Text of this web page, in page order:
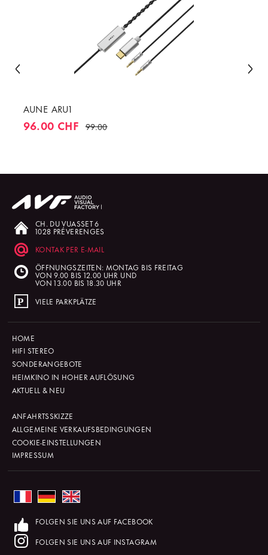
AUNE ARU1
96.00 CHF 99.00
CH. DU VUASSET 6
1028 PRÉVERENGES
KONTAK PER E-MAIL
ÖFFNUNGSZEITEN: MONTAG BIS FREITAG
VON 9.00 BIS 12.00 UHR UND
VON 13.00 BIS 18.30 UHR
VIELE PARKPLÄTZE
HOME
HIFI STEREO
SONDERANGEBOTE
HEIMKINO IN HOHER AUFLÖSUNG
AKTUELL & NEU
ANFAHRTSSKIZZE
ALLGEMEINE VERKAUFSBEDINGUNGEN
COOKIE-EINSTELLUNGEN
IMPRESSUM
FOLGEN SIE UNS AUF FACEBOOK
FOLGEN SIE UNS AUF INSTAGRAM